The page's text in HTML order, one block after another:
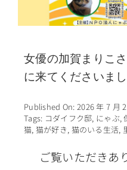
女優の加賀まりこ
に来てくださいまし
Published On: 2026 年 7 月
Tags: コダイフク邸, にゃぶ,
猫, 猫が好き, 猫のいる生活,
ご覧いただきあ